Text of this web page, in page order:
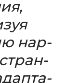
нар­